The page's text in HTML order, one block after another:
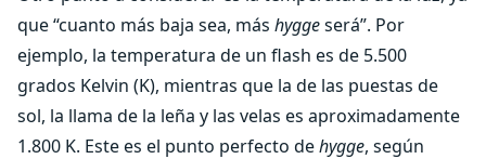
que “cuanto más baja sea, más hyggeserá”. Por
ejemplo, la temperatura de un flash es de 5.500
grados Kelvin (K), mientras que la de las puestas de
sol, la llama de la leña y las velas es aproximadamente
1.800 K. Este es el punto perfecto dehygge, según